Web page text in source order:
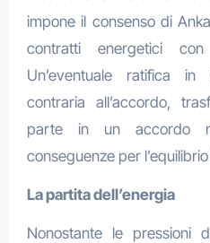
impone il consenso di
contratti energetici con
Un’eventuale ratifica in
contraria all’accordo,
parte in un accordo
conseguenze per
La partita dell’energia
Nonostante le pressioni